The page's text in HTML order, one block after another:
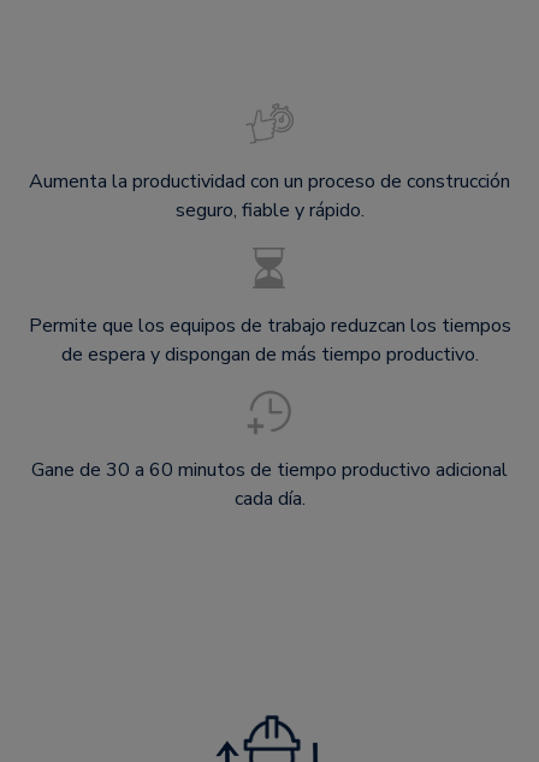
Aumenta la productividad con un proceso de construcción
seguro, fiable y rápido.
Permite que los equipos de trabajo reduzcan los tiempos
de espera y dispongan de más tiempo productivo.
Gane de 30 a 60 minutos de tiempo productivo adicional
cada día.